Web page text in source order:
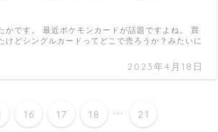
2023年4月18日
かです。 最近ポケモンカードが話題ですよね。 買
けどシングルカードってどこで売ろうか？みたいに
16 17 18 ... 21